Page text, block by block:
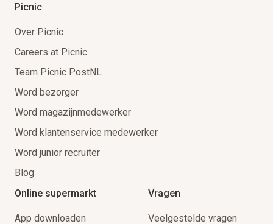
Picnic
Over Picnic
Careers at Picnic
Team Picnic PostNL
Word bezorger
Word magazijnmedewerker
Word klantenservice medewerker
Word junior recruiter
Blog
Online supermarkt
App downloaden
Vragen
Veelgestelde vragen